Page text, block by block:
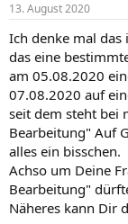
13. August 2020
Ich denke mal
das eine
am 05.08.2020
07.08.2020 auf
seit dem steht bei
Bearbeitung" Auf
alles ein bisschen.
Achso um Deine
Bearbeitung"
Näheres kann Dir